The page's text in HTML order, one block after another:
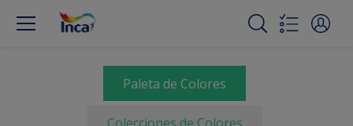
Paleta de Colores
Colecciones de Colores